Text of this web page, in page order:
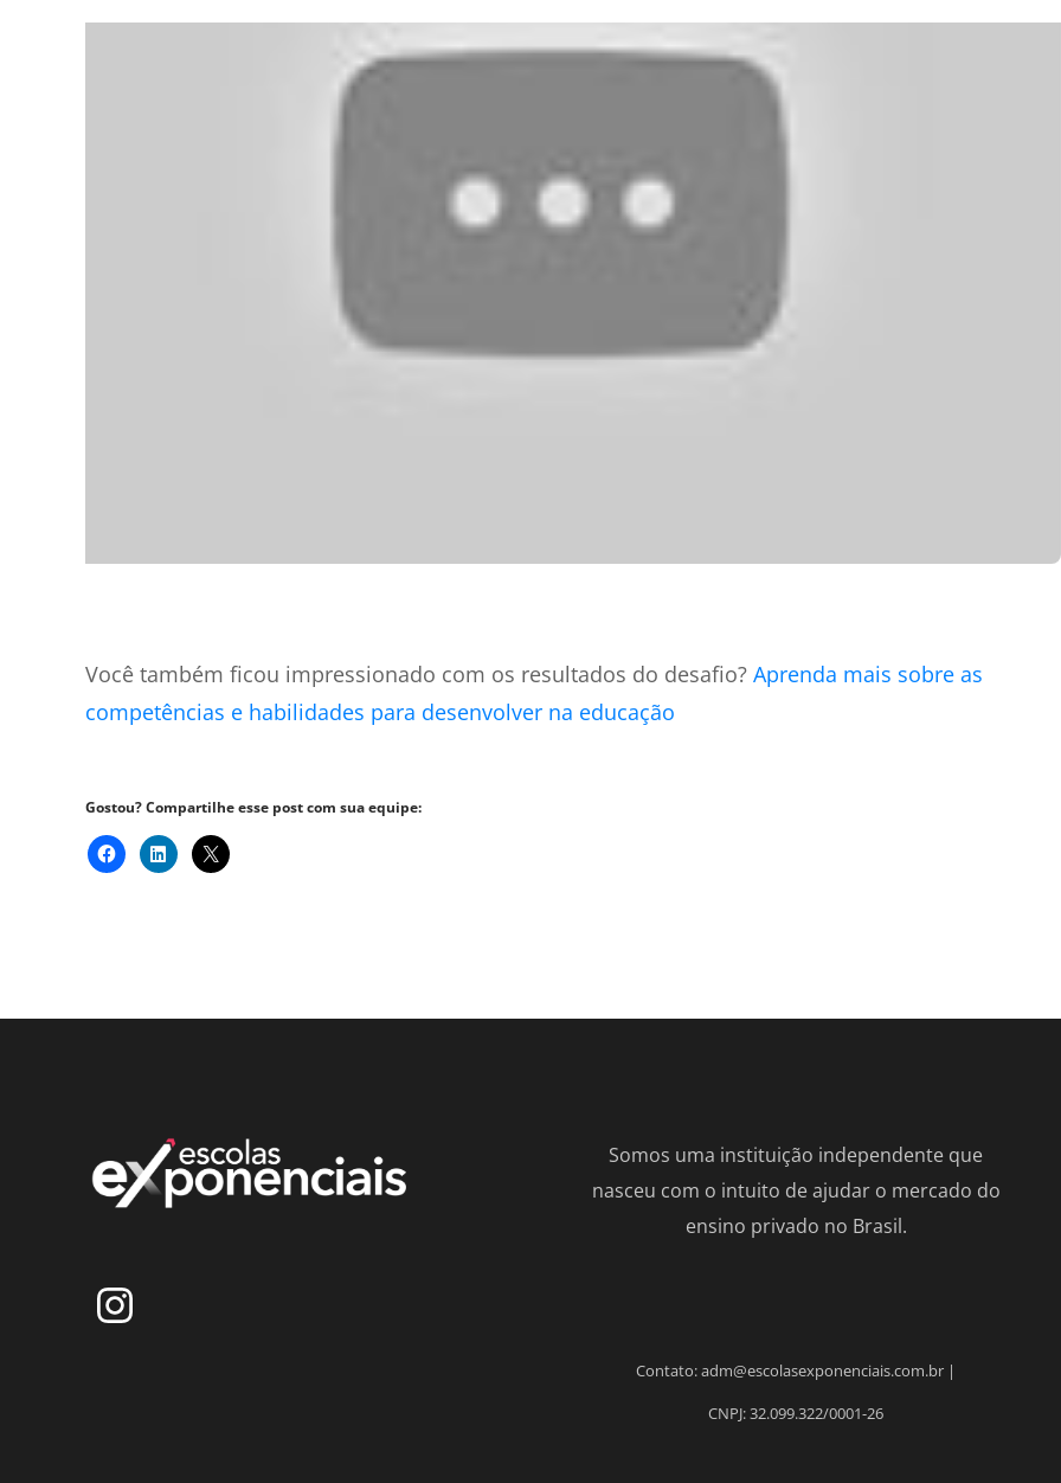
Você também ficou impressionado com os resultados do desafio? Aprenda mais sobre as
competências e habilidades para desenvolver na educação
Gostou? Compartilhe esse post com sua equipe:
Somos uma instituição independente que
nasceu com o intuito de ajudar o mercado do
ensino privado no Brasil.
Contato: adm@escolasexponenciais.com.br |
CNPJ: 32.099.322/0001-26